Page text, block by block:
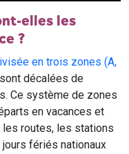
elles les
?
en trois zones (A,
décalées de
Ce système de zones
en vacances et
routes, les stations
fériés nationaux